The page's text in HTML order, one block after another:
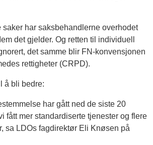
saker har saksbehandlerne overhodet
det gjelder. Og retten til individuell
det samme blir FN-konvensjonen
rettigheter (CRPD).
å bli bedre:
har gått ned de siste 20
fått mer standardiserte tjenester og flere
sa LDOs fagdirektør Eli Knøsen på